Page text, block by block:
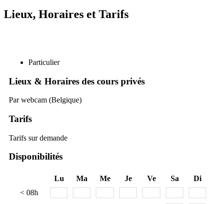
Lieux, Horaires et Tarifs
Particulier
Lieux & Horaires des cours privés
Par webcam (Belgique)
Tarifs
Tarifs sur demande
Disponibilités
Lu Ma Me Je Ve Sa
Di
< 08h